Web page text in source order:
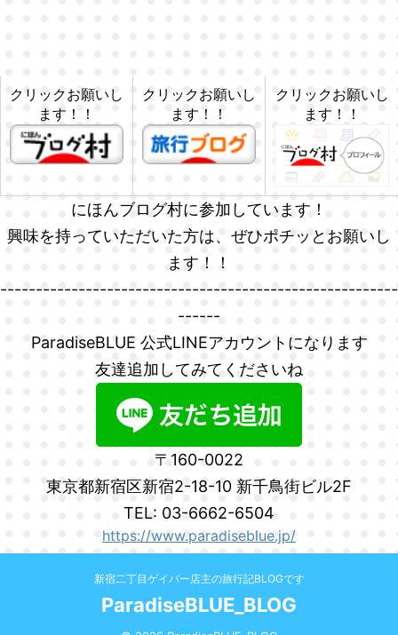
クリックお願いし
ます！！
クリックお願いし
ます！！
クリックお願いし
ます！！
にほんブログ村に参加しています！
興味を持っていただいた方は、ぜひポチッとお願いし
ます！！
--------------------------------------------------------
------
ParadiseBLUE 公式LINEアカウントになります
友達追加してみてくださいね
〒160-0022
東京都新宿区新宿2-18-10 新千鳥街ビル2F
TEL: 03-6662-6504
https://www.paradiseblue.jp/
新宿二丁目ゲイバー店主の旅行記BLOGです
ParadiseBLUE_BLOG